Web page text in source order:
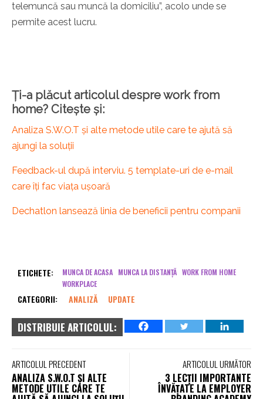
telemuncă sau muncă la domiciliu”, acolo unde se
permite acest lucru.
Ți-a plăcut articolul despre work from
home? Citește și:
Analiza S.W.O.T și alte metode utile care te ajută să
ajungi la soluții
Feedback-ul după interviu. 5 template-uri de e-mail
care îți fac viața ușoară
Dechatlon lansează linia de beneficii pentru companii
ETICHETE: MUNCA DE ACASA MUNCA LA DISTANȚĂ WORK FROM HOME
WORKPLACE
CATEGORII: ANALIZĂ UPDATE
DISTRIBUIE ARTICOLUL:
ARTICOLUL PRECEDENT
ANALIZA S.W.O.T ȘI ALTE
METODE UTILE CARE TE
ARTICOLUL URMĂTOR
3 LECȚII IMPORTANTE
ÎNVĂȚATE LA EMPLOYER